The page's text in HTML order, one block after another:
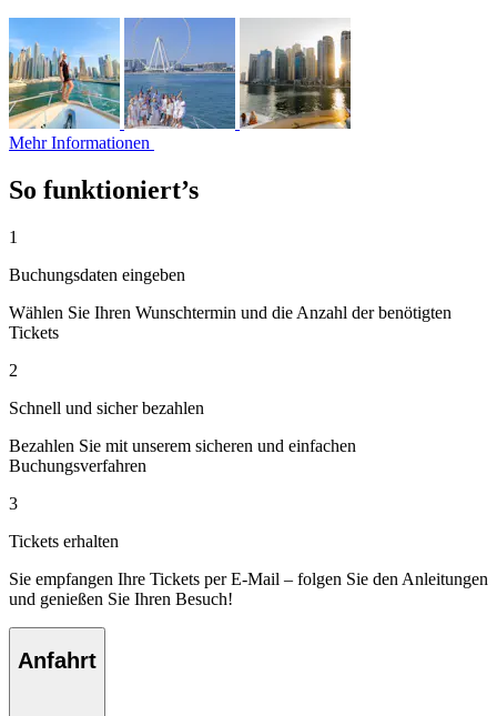
Mehr Informationen
So funktioniert’s
1
Buchungsdaten eingeben
Wählen Sie Ihren Wunschtermin und die Anzahl der benötigten
Tickets
2
Schnell und sicher bezahlen
Bezahlen Sie mit unserem sicheren und einfachen
Buchungsverfahren
3
Tickets erhalten
Sie empfangen Ihre Tickets per E-Mail – folgen Sie den Anleitungen
und genießen Sie Ihren Besuch!
Anfahrt